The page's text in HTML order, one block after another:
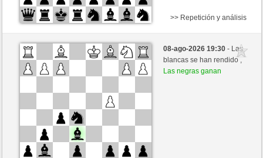
Blancas
Timotius600 (1401)
Negras
Buong (1346)
>> Repetición y análisis
08-ago-2026 19:30- Las
blancas se han rendido ,
Las negras ganan